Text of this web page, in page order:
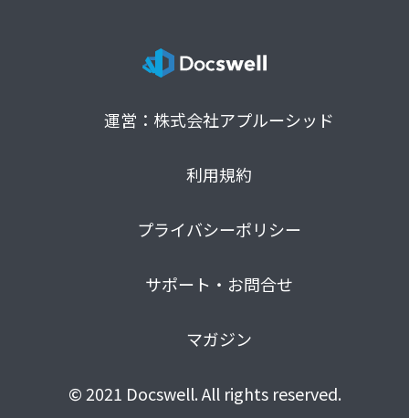
運営：株式会社アプルーシッド
利用規約
プライバシーポリシー
サポート・お問合せ
マガジン
© 2021 Docswell. All rights reserved.